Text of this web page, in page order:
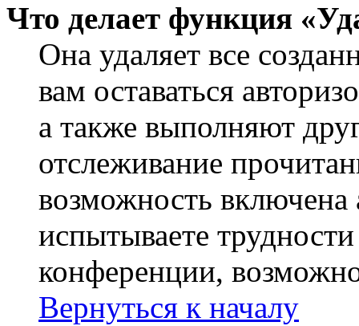
Что делает функция
Она удаляет все
вам оставаться
а также выполняют
отслеживание
возможность
испытываете
конференции,
Вернуться к началу